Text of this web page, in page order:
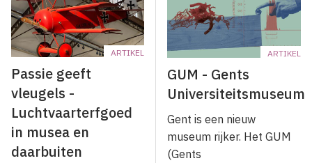
ARTIKEL
Passie geeft
vleugels -
Luchtvaarterfgoed
in musea en
daarbuiten
ARTIKEL
GUM - Gents
Universiteitsmuseum
Gent is een nieuw
museum rijker. Het GUM
(Gents